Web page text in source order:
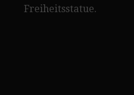
Freiheitsstatue.